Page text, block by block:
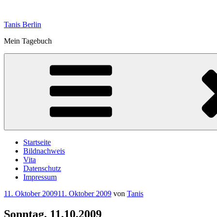
springen
Tanis Berlin
Mein Tagebuch
Startseite
Bildnachweis
Vita
Datenschutz
Impressum
Veröffentlicht
11. Oktober 200911. Oktober 2009 von Tanis
Sonntag, 11.10.2009